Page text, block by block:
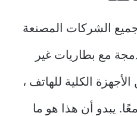
الشركات المصنعة
مع بطاريات غير
الكلية للهاتف ،
يبدو أن هذا هو ما